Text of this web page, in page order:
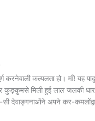
करनेवाली कल्पलता हो। माँ! यह
मिली हुई लाल जलकी
सी देवाङ्गनाओंने अपने कर-